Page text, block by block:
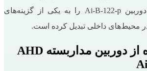
ترکیب این ویژگی‌ها دوربین Ai-B-122-p را به یکی از گزینه‌های
محیط‌های داخلی تبدیل کرده است.
مزایای استفاده از دوربین مداربسته AHD